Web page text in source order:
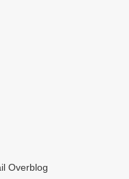
Overblog